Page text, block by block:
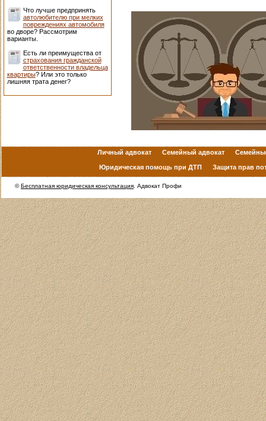
Что лучше предпринять
автолюбителю при мелких
повреждениях автомобиля
во дворе? Рассмотрим
варианты.
Есть ли преимущества от
страхования гражданской
ответственности владельца
квартиры? Или это только
лишняя трата денег?
Личный адвокат Семейный адвокат
Юридическая помощь при ДТП Защита прав
©Бесплатная юридическая консультация . Адвокат Профи